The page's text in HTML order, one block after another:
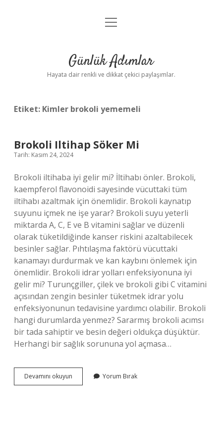
Anasayfa
Yasal Uyarı
menüyü
Günlük Adımlar
Hayata dair renkli ve dikkat çekici paylaşımlar.
Etiket: Kimler brokoli yememeli
Brokoli Iltihap Söker Mi
Tarih: Kasım 24, 2024
Brokoli iltihaba iyi gelir mi? İltihabı önler. Brokoli,
kaempferol flavonoidi sayesinde vücuttaki tüm
iltihabı azaltmak için önemlidir. Brokoli kaynatıp
suyunu içmek ne işe yarar? Brokoli suyu yeterli
miktarda A, C, E ve B vitamini sağlar ve düzenli
olarak tüketildiğinde kanser riskini azaltabilecek
besinler sağlar. Pıhtılaşma faktörü vücuttaki
kanamayı durdurmak ve kan kaybını önlemek için
önemlidir. Brokoli idrar yolları enfeksiyonuna iyi
gelir mi? Turunçgiller, çilek ve brokoli gibi C vitamini
açısından zengin besinler tüketmek idrar yolu
enfeksiyonunun tedavisine yardımcı olabilir. Brokoli
hangi durumlarda yenmez? Sararmış brokoli acımsı
bir tada sahiptir ve besin değeri oldukça düşüktür.
Herhangi bir sağlık sorununa yol açmasa…
Devamını okuyun
Iltihap
Yorum Bırak